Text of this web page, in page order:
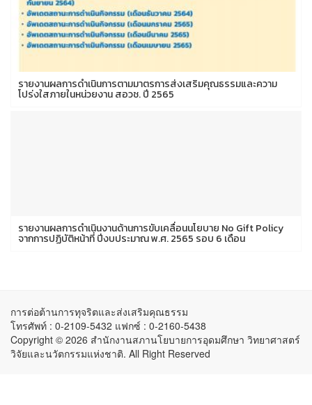
รายงานผลการดำเนินการตามมาตรการส่งเสริมคุณธรรมและความ
โปร่งใสภายในหน่วยงาน สอวช. ปี 2565
รายงานผลการดำเนินงานด้านการขับเคลื่อนนโยบาย No Gift Policy
จากการปฏิบัติหน้าที่ ปีงบประมาณ พ.ศ. 2565 รอบ 6 เดือน
การต่อต้านการทุจริตและส่งเสริมคุณธรรม
โทรศัพท์ : 0-2109-5432 แฟกซ์ : 0-2160-5438
Copyright © 2026 สำนักงานสภานโยบายการอุดมศึกษา วิทยาศาสตร์
วิจัยและนวัตกรรมแห่งชาติ. All Right Reserved